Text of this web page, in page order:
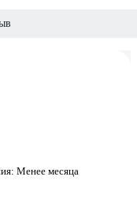
Менее месяца